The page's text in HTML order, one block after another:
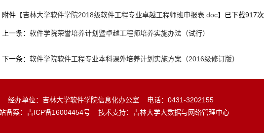
附件【吉林大学软件学院2018级软件工程专业卓越工程师班申报表.doc】已下载917次
上一条： 软件学院荣誉培养计划暨卓越工程师培养实施办法（试行）
下一条： 软件学院软件工程专业本科课外培养计划实施方案（2016级修订版）
经办单位：吉林大学软件学院信息化办公室 电话：0431-3202155
备案： 吉ICP备16004454号 技术支持：吉林大学大数据与网络管理中心